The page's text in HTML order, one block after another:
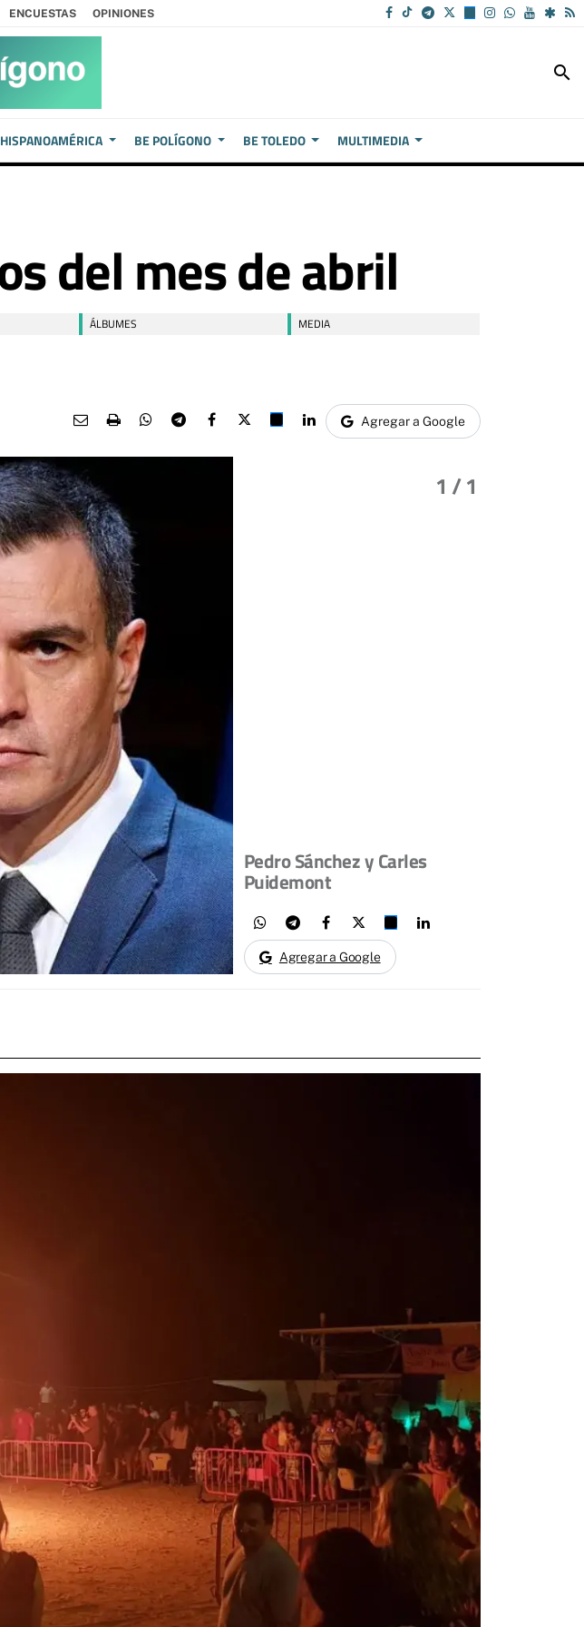
ENCUESTAS OPINIONES
search
HISPANOAMÉRICA BE POLÍGONO BE TOLEDO MULTIMEDIA
del mes de abril
ÁLBUMES MEDIA
Agregar a Google
1 / 1
Pedro Sánchez y Carles
Puidemont
Agregar a Google